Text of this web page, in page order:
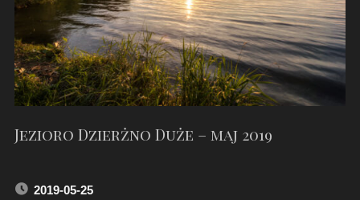
Jezioro Dzierżno Duże – maj 2019
2019-05-25